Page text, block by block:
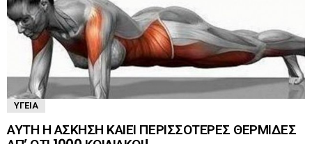
ΥΓΕΊΑ
ΑΥΤΗ Η ΑΣΚΗΣΗ ΚΑΙΕΙ ΠΕΡΙΣΣΟΤΕΡΕΣ ΘΕΡΜΙΔΕΣ